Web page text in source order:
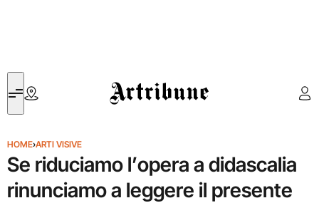
Artribune
HOME›ARTI VISIVE
Se riduciamo l’opera a didascalia
rinunciamo a leggere il presente